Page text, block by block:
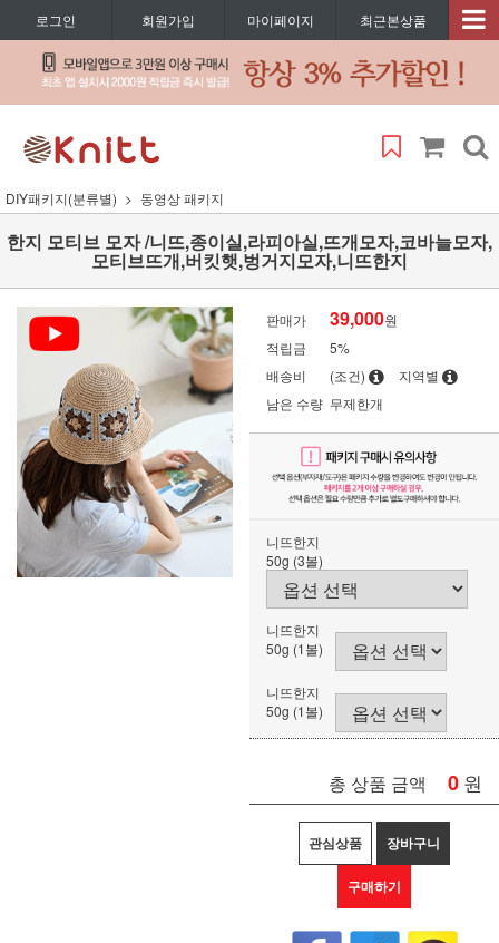
로그인 회원가입 마이페이지 최근본상품
DIY패키지(분류별) 동영상 패키지
한지 모티브 모자 /니뜨,종이실,라피아실,뜨개모자,코바늘모자,
모티브뜨개,버킷햇,벙거지모자,니뜨한지
판매가 39,000원
적립금
5%
배송비
(조건)
지역별
남은 수량 무제한개
니뜨한지
50g (3볼)
니뜨한지
50g (1볼)
니뜨한지
50g (1볼)
총 상품 금액 0 원
관심상품 장바구니
구매하기